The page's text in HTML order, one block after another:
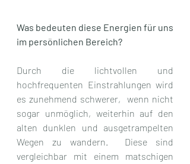
Was bedeuten diese Energien für uns
im persönlichen Bereich?
Durch die lichtvollen und
hochfrequenten Einstrahlungen wird
es zunehmend schwerer,  wenn nicht
sogar unmöglich, weiterhin auf den
alten dunklen und ausgetrampelten
Wegen zu wandern.  Diese sind
vergleichbar mit einem matschigen